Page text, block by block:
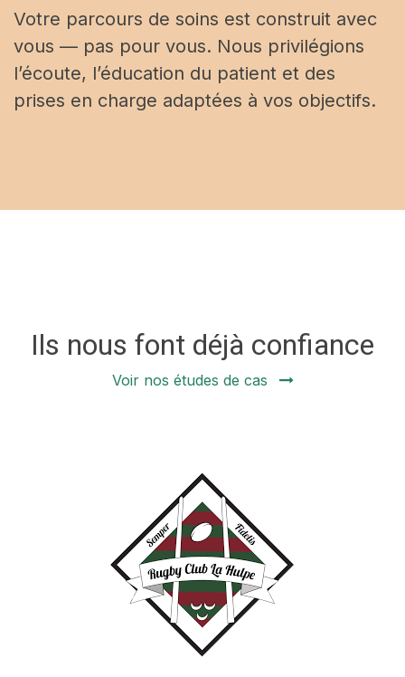
Votre parcours de soins est construit avec
vous — pas pour vous. Nous privilégions
l’écoute, l’éducation du patient et des
prises en charge adaptées à vos objectifs.
Ils nous font déjà confiance
Voir nos études de cas